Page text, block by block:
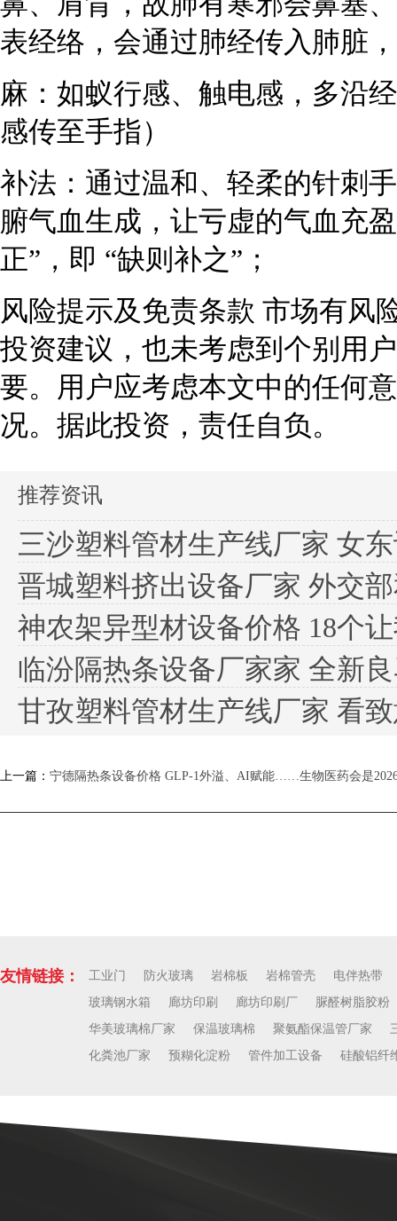
表经络，会通过肺经传入肺脏
麻：如蚁行感、触电感，多沿
感传至手指）
补法：通过温和、轻柔的针刺
腑气血生成，让亏虚的气血充
正”，即 “缺则补之”；
风险提示及免责条款 市场有风
投资建议，也未考虑到个别用
要。用户应考虑本文中的任何
况。据此投资，责任自负。
推荐资讯
三沙塑料管材生产线厂家 女
晋城塑料挤出设备厂家 外交部和中
神农架异型材设备价格 18个让我
临汾隔热条设备厂家家 全新
甘孜塑料管材生产线厂家 看致意哭
上一篇： 宁德隔热条设备价格 GLP-1外溢、AI赋能……生物医药会是
友情链接： 工业门 防火玻璃 岩棉板 岩棉管壳
电伴热带
玻璃钢水箱
廊坊印刷 廊坊印刷厂
脲醛树脂胶粉
华美玻璃棉厂家
保温玻璃棉 聚氨酯保温管厂家
化粪池厂家
预糊化淀粉 管件加工设备 硅酸铝纤